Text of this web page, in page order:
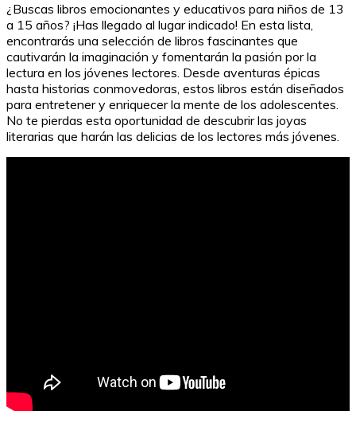
¿Buscas libros emocionantes y educativos para niños de 13
a 15 años? ¡Has llegado al lugar indicado! En esta lista,
encontrarás una selección de libros fascinantes que
cautivarán la imaginación y fomentarán la pasión por la
lectura en los jóvenes lectores. Desde aventuras épicas
hasta historias conmovedoras, estos libros están diseñados
para entretener y enriquecer la mente de los adolescentes.
No te pierdas esta oportunidad de descubrir las joyas
literarias que harán las delicias de los lectores más jóvenes.